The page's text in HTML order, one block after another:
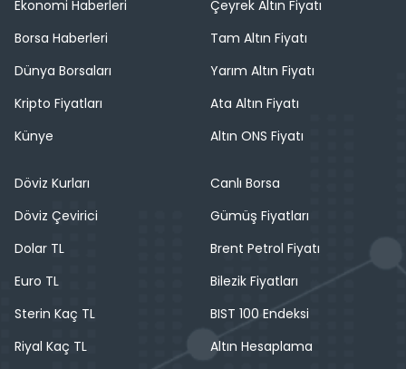
Ekonomi Haberleri
Borsa Haberleri
Dünya Borsaları
Kripto Fiyatları
Künye
Çeyrek Altın Fiyatı
Tam Altın Fiyatı
Yarım Altın Fiyatı
Ata Altın Fiyatı
Altın ONS Fiyatı
Döviz Kurları
Döviz Çevirici
Dolar TL
Euro TL
Sterin Kaç TL
Riyal Kaç TL
Canlı Borsa
Gümüş Fiyatları
Brent Petrol Fiyatı
Bilezik Fiyatları
BIST 100 Endeksi
Altın Hesaplama